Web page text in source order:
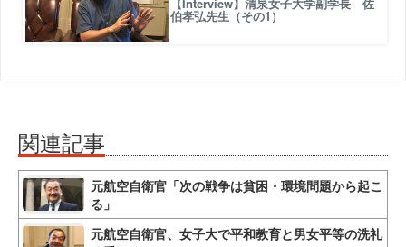
【Interview】清泉女子大学副学長 佐
伯孝弘先生（その1）
関連記事
元航空自衛官「次の戦争は貧困・環境問題から起こ
る」
元航空自衛官、女子大で平和教育と男女平等の洗礼